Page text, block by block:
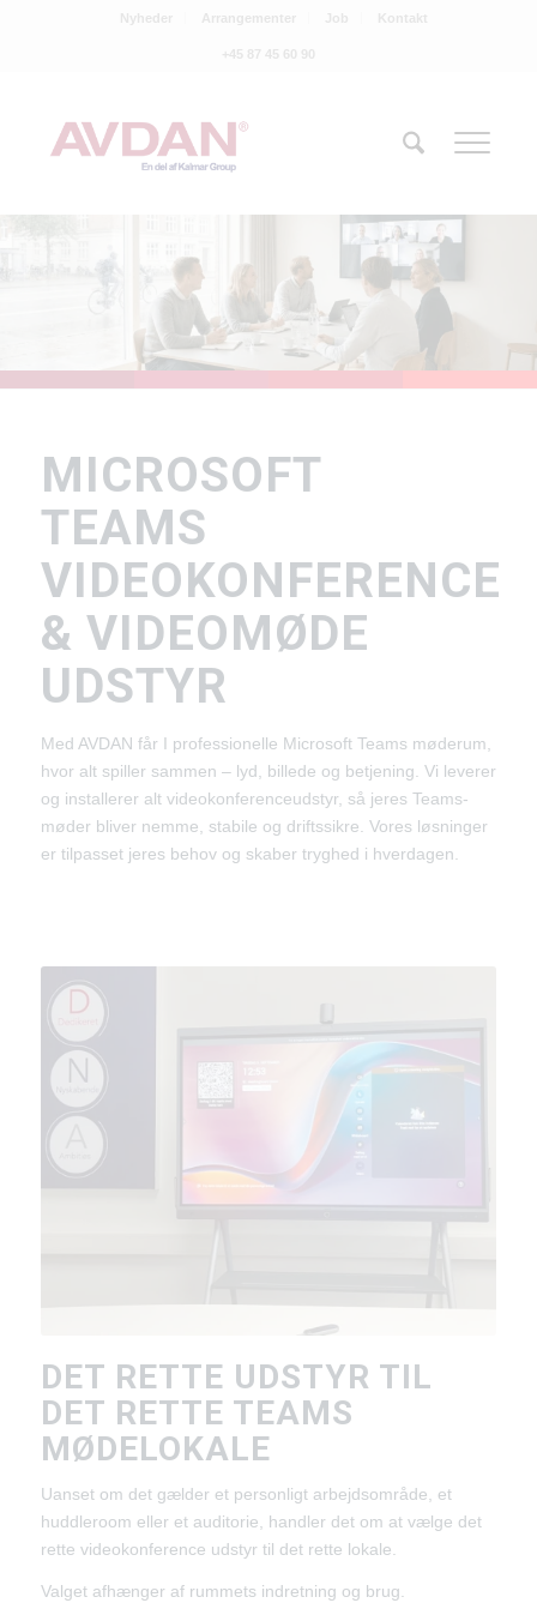
MICROSOFT
TEAMS
VIDEOKONFERENCE
& VIDEOMØDE
UDSTYR
Med AVDAN får I professionelle Microsoft Teams møderum,
hvor alt spiller sammen – lyd, billede og betjening. Vi leverer
og installerer alt videokonferenceudstyr, så jeres Teams-
møder bliver nemme, stabile og driftssikre. Vores løsninger
er tilpasset jeres behov og skaber tryghed i hverdagen.
DET RETTE UDSTYR TIL
DET RETTE TEAMS
MØDELOKALE
Uanset om det gælder et personligt arbejdsområde, et
huddleroom eller et auditorie, handler det om at vælge det
rette videokonference udstyr til det rette lokale.
Valget afhænger af rummets indretning og brug.